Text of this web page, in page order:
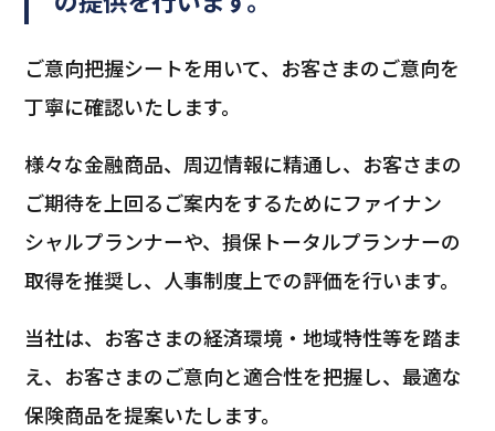
ご意向把握シートを用いて、お客さまのご意向を
丁寧に確認いたします。
様々な金融商品、周辺情報に精通し、お客さまの
ご期待を上回るご案内をするためにファイナン
シャルプランナーや、損保トータルプランナーの
取得を推奨し、人事制度上での評価を行います。
当社は、お客さまの経済環境・地域特性等を踏ま
え、お客さまのご意向と適合性を把握し、最適な
保険商品を提案いたします。